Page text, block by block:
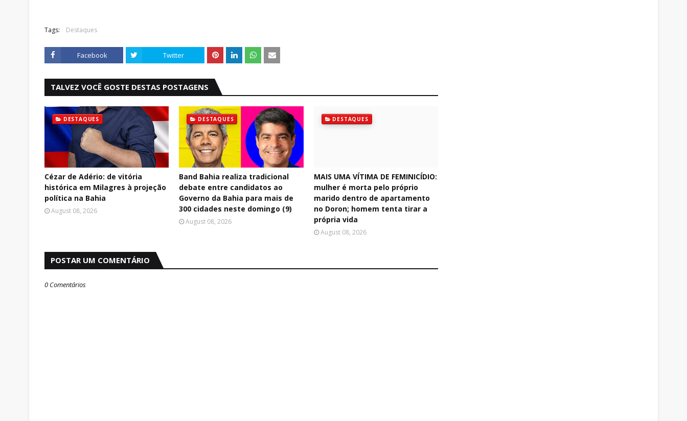
Tags: Destaques
Facebook Twitter
TALVEZ VOCÊ GOSTE DESTAS POSTAGENS
DESTAQUES
Cézar de Adério: de vitória
histórica em Milagres à projeção
política na Bahia
August 08, 2026
DESTAQUES
Band Bahia realiza tradicional
debate entre candidatos ao
Governo da Bahia para mais de
300 cidades neste domingo (9)
August 08, 2026
DESTAQUES
MAIS UMA VÍTIMA DE FEMINICÍDIO:
mulher é morta pelo próprio
marido dentro de apartamento
no Doron; homem tenta tirar a
própria vida
August 08, 2026
POSTAR UM COMENTÁRIO
0 Comentários